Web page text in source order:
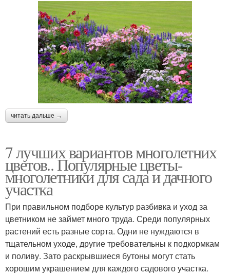
читать дальше →
7 лучших вариантов многолетних
цветов.. Популярные цветы-
многолетники для сада и дачного
участка
При правильном подборе культур разбивка и уход за
цветником не займет много труда. Среди популярных
растений есть разные сорта. Одни не нуждаются в
тщательном уходе, другие требовательны к подкормкам
и поливу. Зато раскрывшиеся бутоны могут стать
хорошим украшением для каждого садового участка.